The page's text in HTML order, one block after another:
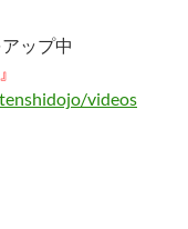
ップ中
videos